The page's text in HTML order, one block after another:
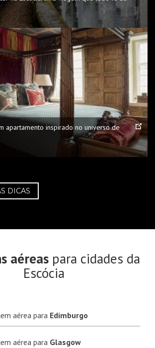
apartamento inspirado no universo de
DICAS
aéreas para cidades da
Escócia
aérea para Edimburgo
aérea para Glasgow